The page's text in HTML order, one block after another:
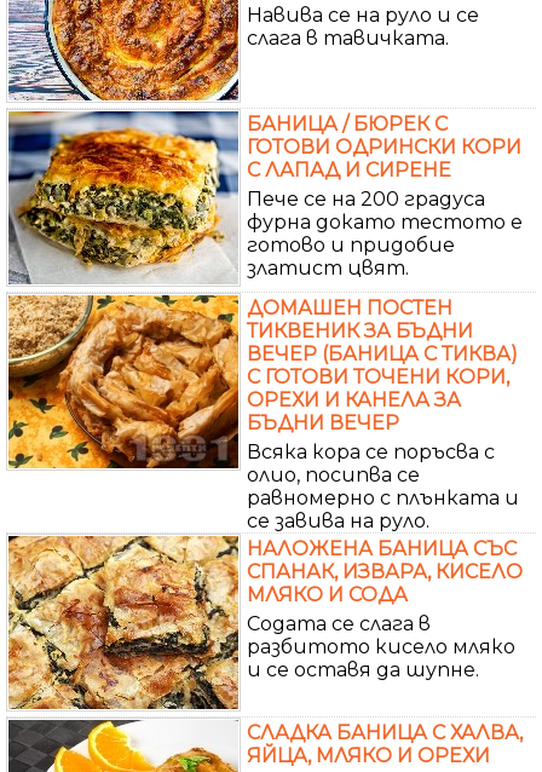
Навива се на руло и се
слага в тавичката.
БАНИЦА / БЮРЕК С
ГОТОВИ ОДРИНСКИ КОРИ
С ЛАПАД И СИРЕНЕ
Пече се на 200 градуса
фурна докато тестото е
готово и придобие
златист цвят.
ДОМАШЕН ПОСТЕН
ТИКВЕНИК ЗА БЪДНИ
ВЕЧЕР (БАНИЦА С ТИКВА)
С ГОТОВИ ТОЧЕНИ КОРИ,
ОРЕХИ И КАНЕЛА ЗА
БЪДНИ ВЕЧЕР
Всяка кора се поръсва с
олио, посипва се
равномерно с плънката и
се завива на руло.
НАЛОЖЕНА БАНИЦА СЪС
СПАНАК, ИЗВАРА, КИСЕЛО
МЛЯКО И СОДА
Содата се слага в
разбитото кисело мляко
и се оставя да шупне.
СЛАДКА БАНИЦА С ХАЛВА,
ЯЙЦА, МЛЯКО И ОРЕХИ